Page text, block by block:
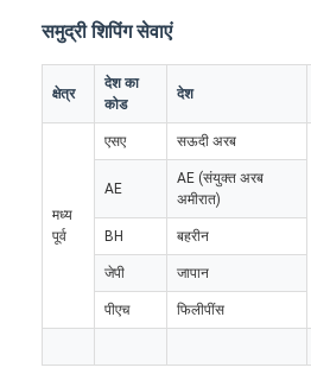
हमारे बारे में
फैक्टरी यात्रा
गुणवत्ता नियंत्रण
समुद्री शिपिंग सेवाएं
क्षेत्र
देश का
कोड
देश
मध्य
पूर्व
एसए सऊदी अरब
AE
AE (संयुक्त अरब
अमीरात)
BH बहरीन
जेपी जापान
पीएच फिलीपींस